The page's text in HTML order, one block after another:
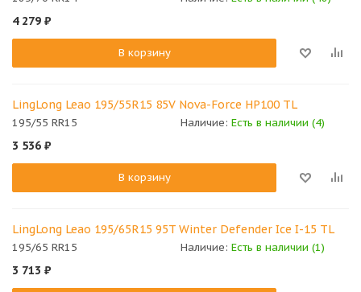
4 279 ₽
В корзину
LingLong Leao 195/55R15 85V Nova-Force HP100 TL
195/55 RR15 Наличие: Есть в наличии (4)
3 536 ₽
В корзину
LingLong Leao 195/65R15 95T Winter Defender Ice I-15 TL
195/65 RR15 Наличие: Есть в наличии (1)
3 713 ₽